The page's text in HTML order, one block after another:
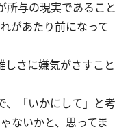
所与の現実であること
があたり前になって
さに嫌気がさすこと
、「いかにして」と考
ないかと、思ってま